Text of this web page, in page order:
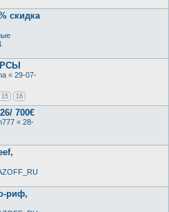
скидка
« 29-07-
15 16
700€
« 28-
риф,